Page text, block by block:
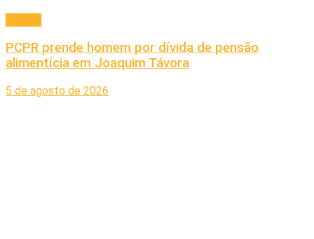
PCPR prende homem por dívida de pensão
alimentícia em Joaquim Távora
5 de agosto de 2026